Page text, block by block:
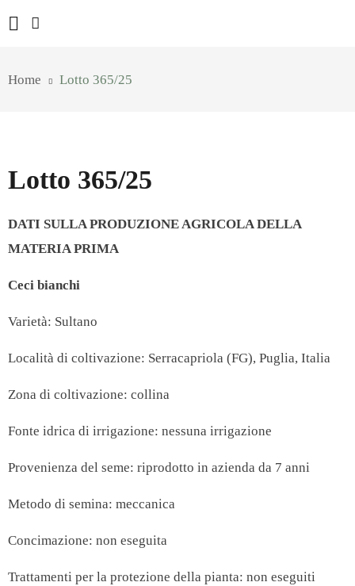
Home Lotto 365/25
Lotto 365/25
DATI SULLA PRODUZIONE AGRICOLA DELLA
MATERIA PRIMA
Ceci bianchi
Varietà: Sultano
Località di coltivazione: Serracapriola (FG), Puglia, Italia
Zona di coltivazione: collina
Fonte idrica di irrigazione: nessuna irrigazione
Provenienza del seme: riprodotto in azienda da 7 anni
Metodo di semina: meccanica
Concimazione: non eseguita
Trattamenti per la protezione della pianta: non eseguiti